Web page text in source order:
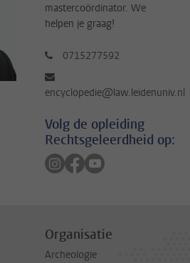
mastercoördinator. We
helpen je graag!
0715277592
encyclopedie@law.leidenuniv.nl
Volg de opleiding
Rechtsgeleerdheid op:
Volg ons op instagram
Volg ons op facebook
Volg ons op
Organisatie
Archeologie